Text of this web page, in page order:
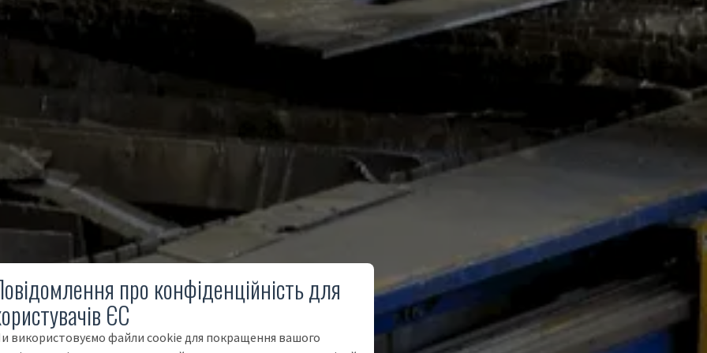
про конфіденційність для
ЄС
використовуємо файли cookie для покращення вашого